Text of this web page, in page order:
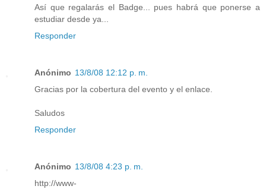
Así que regalarás el Badge... pues habrá que ponerse a
estudiar desde ya...
Responder
Anónimo 13/8/08 12:12 p. m.
Gracias por la cobertura del evento y el enlace.
Saludos
Responder
Anónimo 13/8/08 4:23 p. m.
http://www-